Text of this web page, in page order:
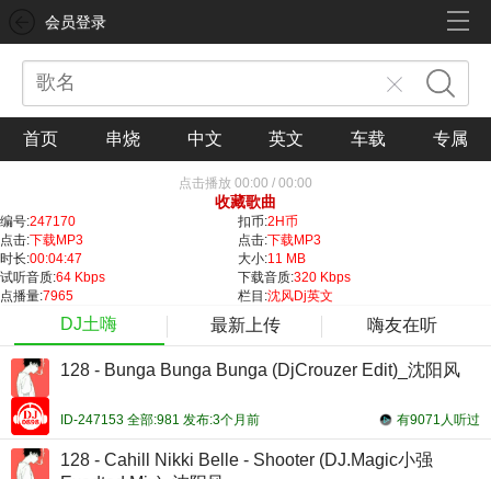
会员登录
首页 串烧 中文 英文 车载 专属
点击播放 00:00 / 00:00
收藏歌曲
编号:247170 扣币:2H币
点击:下载MP3 点击:下载MP3
时长:00:04:47 大小:11 MB
试听音质:64 Kbps 下载音质:320 Kbps
点播量:7965 栏目:沈风Dj英文
DJ土嗨 最新上传 嗨友在听
128 - Bunga Bunga Bunga (DjCrouzer Edit)_沈阳风
有9071人听过
ID-247153 全部:981 发布:3个月前
128 - Cahill Nikki Belle - Shooter (DJ.Magic小强